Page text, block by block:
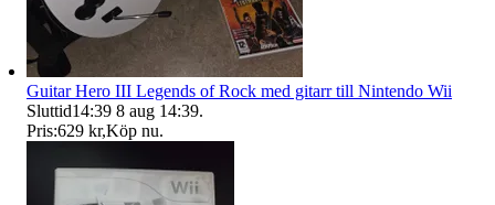
Guitar Hero III Legends of Rock med gitarr till Nintendo Wii
Sluttid14:39 8 aug 14:39.
Pris:629 kr,Köp nu.